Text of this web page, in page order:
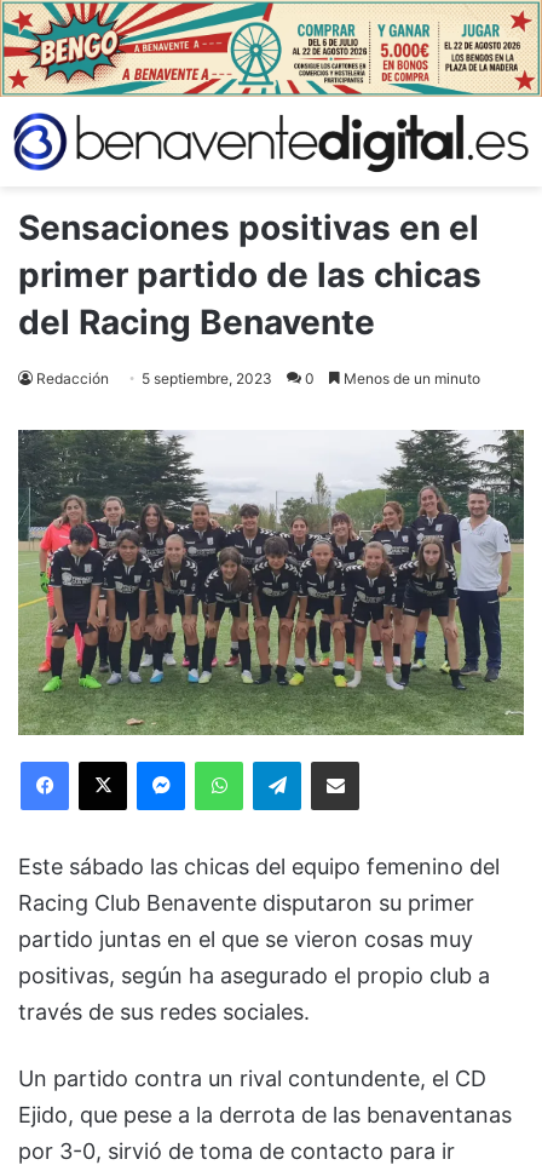
Sensaciones positivas en el
primer partido de las chicas
del Racing Benavente
Redacción 5 septiembre, 2023 0 Menos de un minuto
Facebook
X MessengerWhatsAppTelegramCompartir via Email
Este sábado las chicas del equipo femenino del
Racing Club Benavente disputaron su primer
partido juntas en el que se vieron cosas muy
positivas, según ha asegurado el propio club a
través de sus redes sociales.
Un partido contra un rival contundente, el CD
Ejido, que pese a la derrota de las benaventanas
por 3-0, sirvió de toma de contacto para ir